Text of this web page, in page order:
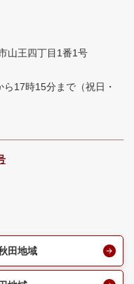
山王四丁目1番1号
ら17時15分まで （祝日・
田地域